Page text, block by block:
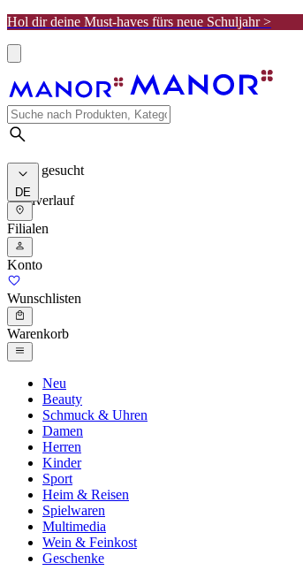
Hol dir deine Must-haves fürs neue Schuljahr >
Meist gesucht
Suchverlauf
DE
Filialen
Konto
Wunschlisten
Warenkorb
Neu
Beauty
Schmuck & Uhren
Damen
Herren
Kinder
Sport
Heim & Reisen
Spielwaren
Multimedia
Wein & Feinkost
Geschenke